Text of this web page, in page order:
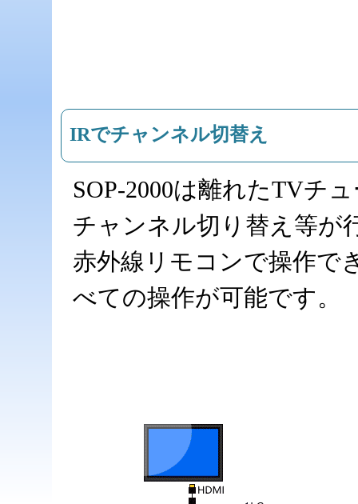
IRでチャンネル切替え
SOP-2000は離れたTVチ
チャンネル切り替え等が
赤外線リモコンで操作で
べての操作が可能です。